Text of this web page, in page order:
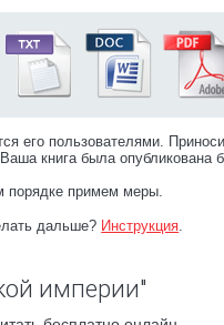
его пользователями.
книга была опубликована
порядке примем меры.
дальше? Инструкция.
империи"